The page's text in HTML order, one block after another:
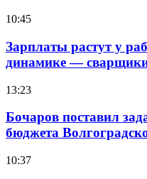
10:45
Зарплаты растут у
динамике —
13:23
Бочаров поставил
бюджета
10:37